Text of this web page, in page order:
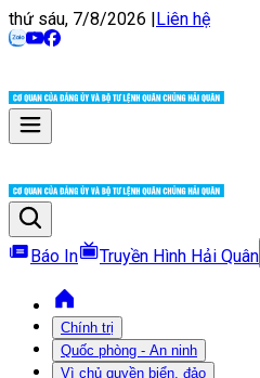
thứ sáu, 7/8/2026 |Liên hệ
Báo In Truyền Hình Hải Quân
Chính trị
Quốc phòng - An ninh
Vì chủ quyền biển, đảo